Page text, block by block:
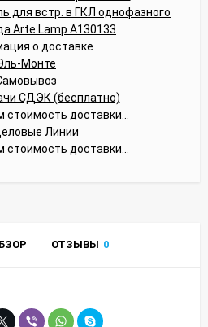
о доставке
Монте
СДЭК (бесплатно)
доставки...
Линии
доставки...
ОТЗЫВЫ 0